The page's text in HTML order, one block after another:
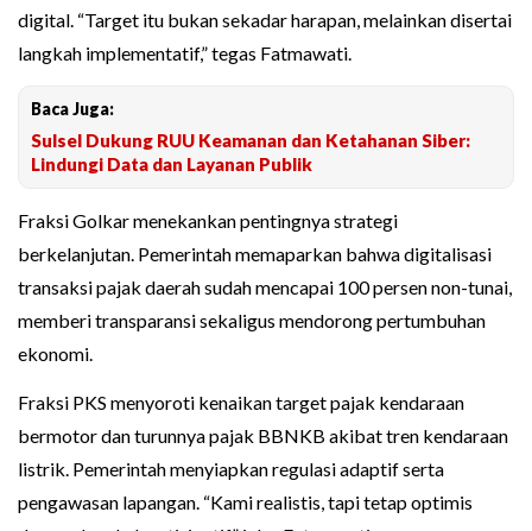
digital. “Target itu bukan sekadar harapan, melainkan disertai
langkah implementatif,” tegas Fatmawati.
Baca Juga:
Sulsel Dukung RUU Keamanan dan Ketahanan Siber:
Lindungi Data dan Layanan Publik
Fraksi Golkar menekankan pentingnya strategi
berkelanjutan. Pemerintah memaparkan bahwa digitalisasi
transaksi pajak daerah sudah mencapai 100 persen non-tunai,
memberi transparansi sekaligus mendorong pertumbuhan
ekonomi.
Fraksi PKS menyoroti kenaikan target pajak kendaraan
bermotor dan turunnya pajak BBNKB akibat tren kendaraan
listrik. Pemerintah menyiapkan regulasi adaptif serta
pengawasan lapangan. “Kami realistis, tapi tetap optimis